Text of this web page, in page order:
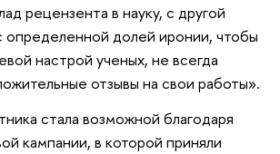
рецензента в науку, с другой
определенной долей иронии, чтобы
настрой ученых, не всегда
отзывы на свои работы».
стала возможной благодаря
кампании, в которой приняли